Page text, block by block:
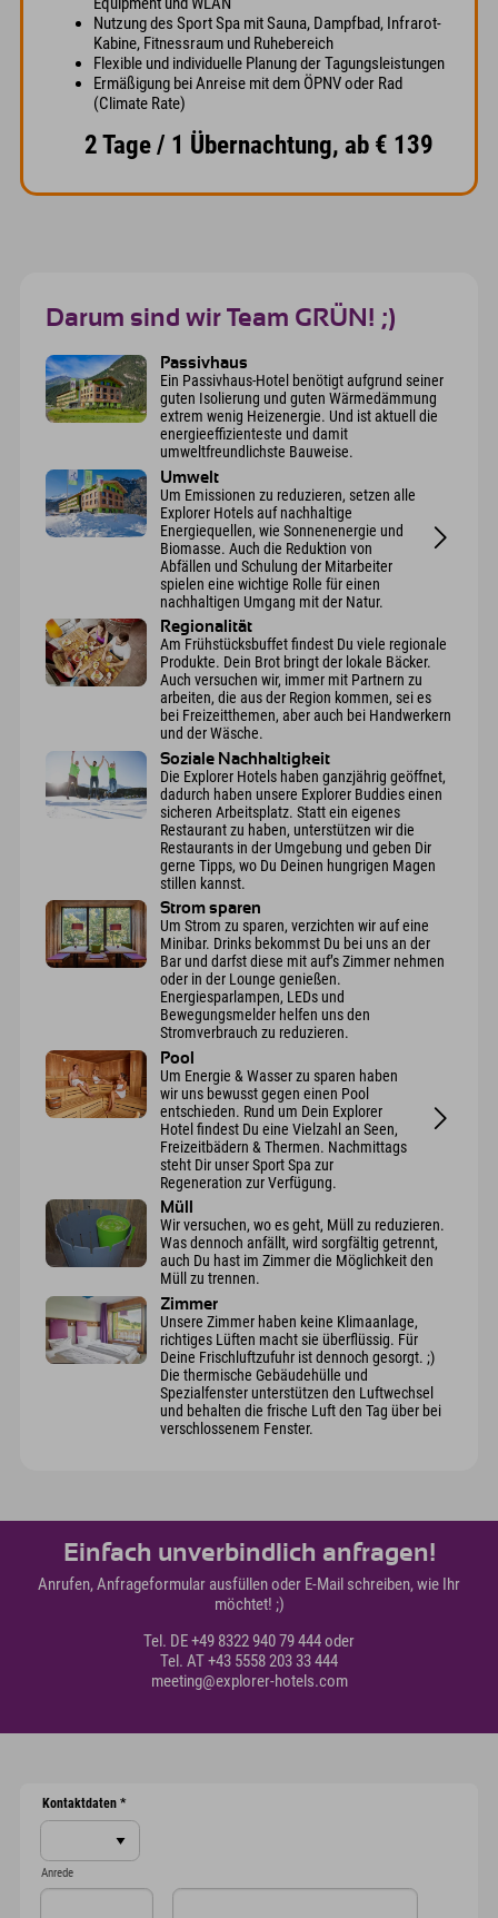
Nutzung des Sport Spa mit Sauna, Dampfbad, Infrarot-
Kabine, Fitnessraum und Ruhebereich
Flexible und individuelle Planung der Tagungsleistungen
Ermäßigung bei Anreise mit dem ÖPNV oder Rad
(Climate Rate)
2 Tage / 1 Übernachtung, ab € 139
Darum sind wir Team GRÜN! ;)
Passivhaus
Ein Passivhaus-Hotel benötigt aufgrund seiner
guten Isolierung und guten Wärmedämmung
extrem wenig Heizenergie. Und ist aktuell die
energieeffizienteste und damit
umweltfreundlichste Bauweise.
Umwelt
Um Emissionen zu reduzieren, setzen alle
Explorer Hotels auf nachhaltige
Energiequellen, wie Sonnenenergie und
Biomasse. Auch die Reduktion von
Abfällen und Schulung der Mitarbeiter
spielen eine wichtige Rolle für einen
nachhaltigen Umgang mit der Natur.
Regionalität
Am Frühstücksbuffet findest Du viele regionale
Produkte. Dein Brot bringt der lokale Bäcker.
Auch versuchen wir, immer mit Partnern zu
arbeiten, die aus der Region kommen, sei es
bei Freizeitthemen, aber auch bei Handwerkern
und der Wäsche.
Soziale Nachhaltigkeit
Die Explorer Hotels haben ganzjährig geöffnet,
dadurch haben unsere Explorer Buddies einen
sicheren Arbeitsplatz. Statt ein eigenes
Restaurant zu haben, unterstützen wir die
Restaurants in der Umgebung und geben Dir
gerne Tipps, wo Du Deinen hungrigen Magen
stillen kannst.
Strom sparen
Um Strom zu sparen, verzichten wir auf eine
Minibar. Drinks bekommst Du bei uns an der
Bar und darfst diese mit auf’s Zimmer nehmen
oder in der Lounge genießen.
Energiesparlampen, LEDs und
Bewegungsmelder helfen uns den
Stromverbrauch zu reduzieren.
Pool
Um Energie & Wasser zu sparen haben
wir uns bewusst gegen einen Pool
entschieden. Rund um Dein Explorer
Hotel findest Du eine Vielzahl an Seen,
Freizeitbädern & Thermen. Nachmittags
steht Dir unser Sport Spa zur
Regeneration zur Verfügung.
Müll
Wir versuchen, wo es geht, Müll zu reduzieren.
Was dennoch anfällt, wird sorgfältig getrennt,
auch Du hast im Zimmer die Möglichkeit den
Müll zu trennen.
Zimmer
Unsere Zimmer haben keine Klimaanlage,
richtiges Lüften macht sie überflüssig. Für
Deine Frischluftzufuhr ist dennoch gesorgt. ;)
Die thermische Gebäudehülle und
Spezialfenster unterstützen den Luftwechsel
und behalten die frische Luft den Tag über bei
verschlossenem Fenster.
Einfach unverbindlich anfragen!
Anrufen, Anfrageformular ausfüllen oder E-Mail schreiben, wie Ihr
möchtet! ;)
Tel. DE +49 8322 940 79 444 oder
Tel. AT +43 5558 203 33 444
meeting@explorer-hotels.com
Kontaktdaten *
Anrede